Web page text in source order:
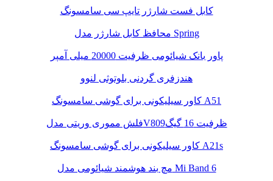
کابل فست شارژر تایپ سی سامسونگ
محافظ کابل شارژر مدل Spring
پاور بانک شیائومی ظرفیت 20000 میلی آمپر
هندزفری گردنی بلوتوثی لنوو
کاور سیلیکونی برای گوشی سامسونگ A51
فلش مموری وریتی مدلV809ظرفیت 16 گیگ
کاور سیلیکونی برای گوشی سامسونگ A21s
مچ بند هوشمند شیائومی مدل Mi Band 6